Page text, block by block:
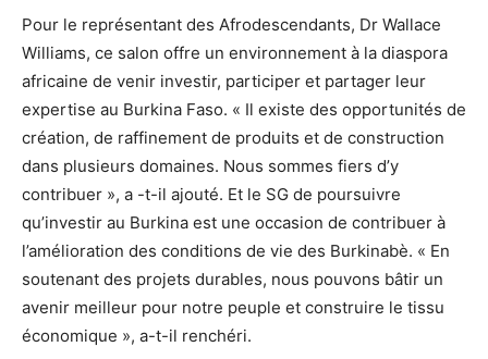
Pour le représentant des Afrodescendants, Dr Wallace
Williams, ce salon offre un environnement à la diaspora
africaine de venir investir, participer et partager leur
expertise au Burkina Faso. « Il existe des opportunités de
création, de raffinement de produits et de construction
dans plusieurs domaines. Nous sommes fiers d’y
contribuer », a -t-il ajouté. Et le SG de poursuivre
qu’investir au Burkina est une occasion de contribuer à
l’amélioration des conditions de vie des Burkinabè. « En
soutenant des projets durables, nous pouvons bâtir un
avenir meilleur pour notre peuple et construire le tissu
économique », a-t-il renchéri.